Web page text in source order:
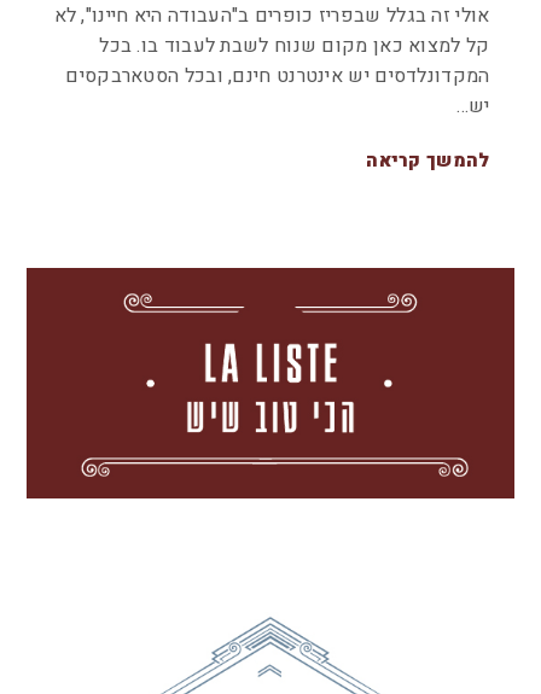
אולי זה בגלל שבפריז כופרים ב"העבודה היא חיינו", לא
קל למצוא כאן מקום שנוח לשבת לעבוד בו. בכל
המקדונלדסים יש אינטרנט חינם, ובכל הסטארבקסים
יש…
להמשך קריאה